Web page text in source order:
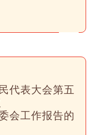
代表大会第五
会工作报告的